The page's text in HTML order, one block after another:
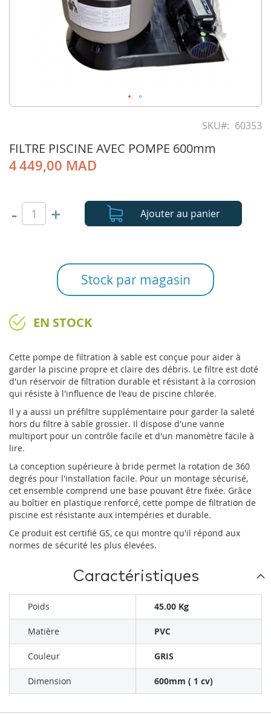
SKU 60353
FILTRE PISCINE AVEC POMPE 600mm
4 449,00 MAD
- + Ajouter au panier
Stock par magasin
EN STOCK
Cette pompe de filtration à sable est conçue pour aider à
garder la piscine propre et claire des débris. Le filtre est doté
d'un réservoir de filtration durable et résistant à la corrosion
qui résiste à l'influence de l'eau de piscine chlorée.
Il y a aussi un préfiltre supplémentaire pour garder la saleté
hors du filtre à sable grossier. Il dispose d'une vanne
multiport pour un contrôle facile et d'un manomètre facile à
lire.
La conception supérieure à bride permet la rotation de 360
degrés pour l'installation facile. Pour un montage sécurisé,
cet ensemble comprend une base pouvant être fixée. Grâce
au boîtier en plastique renforcé, cette pompe de filtration de
piscine est résistante aux intempéries et durable.
Ce produit est certifié GS, ce qui montre qu'il répond aux
normes de sécurité les plus élevées.
beginning
of
the
Caractéristiques
Poids 45.00 Kg
Matière PVC
Couleur GRIS
Dimension 600mm ( 1 cv)